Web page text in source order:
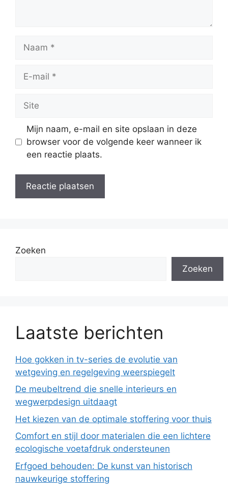
Naam
Site
Mijn naam, e-mail en site opslaan in deze
browser voor de volgende keer wanneer ik
een reactie plaats.
Zoeken
Zoeken
Laatste berichten
Hoe gokken in tv-series de evolutie van
wetgeving en regelgeving weerspiegelt
De meubeltrend die snelle interieurs en
wegwerpdesign uitdaagt
Het kiezen van de optimale stoffering voor thuis
Comfort en stijl door materialen die een lichtere
ecologische voetafdruk ondersteunen
Erfgoed behouden: De kunst van historisch
nauwkeurige stoffering